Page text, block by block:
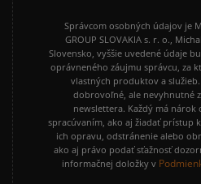
Správcom osobných údajov je
GROUP SLOVAKIA s. r. o.,
Slovensko, vyššie uvedené údaje
oprávneného záujmu správcu, za
vlastných produktov a
dobrovoľné, ale nevyhnutné
newslettera. Každý má nárok
spracúvaním, ako aj žiadať prístup
ich opravu, odstránenie alebo
ako aj právo podať sťažnosť
informačnej doložky v